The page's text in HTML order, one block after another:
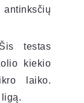
testas
kiekio
laiko.